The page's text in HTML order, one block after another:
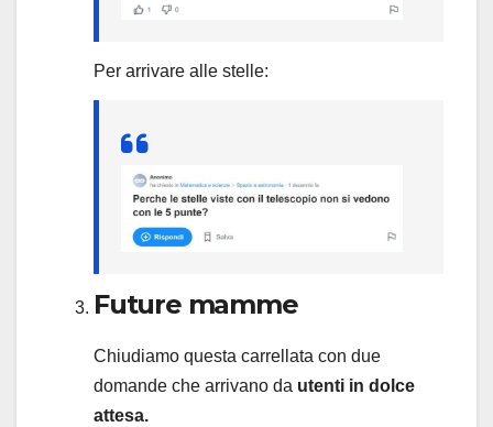
Per arrivare alle stelle:
Future mamme
Chiudiamo questa carrellata con due
domande che arrivano da utenti in dolce
attesa.